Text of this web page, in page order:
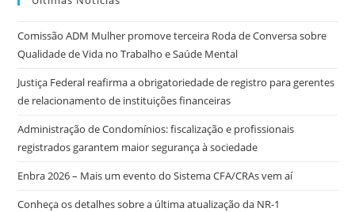
Comissão ADM Mulher promove terceira Roda de Conversa sobre
Qualidade de Vida no Trabalho e Saúde Mental
Justiça Federal reafirma a obrigatoriedade de registro para gerentes
de relacionamento de instituições financeiras
Administração de Condomínios: fiscalização e profissionais
registrados garantem maior segurança à sociedade
Enbra 2026 – Mais um evento do Sistema CFA/CRAs vem aí
Conheça os detalhes sobre a última atualização da NR-1